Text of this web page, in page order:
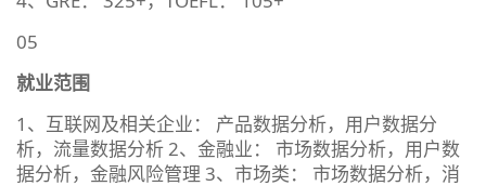
05
就业范围
1、互联网及相关企业： 产品数据分析，用户数据分
析，流量数据分析 2、金融业： 市场数据分析，用户数
据分析，金融风险管理 3、市场类： 市场数据分析，消